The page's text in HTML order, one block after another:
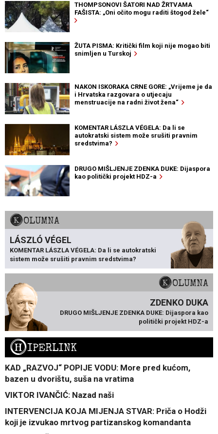
THOMPSONOVI ŠATORI NAD ŽRTVAMA
FAŠISTA: „Oni očito mogu raditi štogod žele“
ŽUTA PISMA: Kritički film koji nije mogao biti
snimljen u Turskoj
NAKON ISKORAKA CRNE GORE: „Vrijeme je da
i Hrvatska razgovara o utjecaju
menstruacije na radni život žena“
KOMENTAR LÁSZLA VÉGELA: Da li se
autokratski sistem može srušiti pravnim
sredstvima?
DRUGO MIŠLJENJE ZDENKA DUKE: Dijaspora
kao politički projekt HDZ-a
KOLUMNA
LÁSZLÓ VÉGEL
KOMENTAR LÁSZLA VÉGELA: Da li se autokratski
sistem može srušiti pravnim sredstvima?
KOLUMNA
ZDENKO DUKA
DRUGO MIŠLJENJE ZDENKA DUKE: Dijaspora kao
politički projekt HDZ-a
HIPERLINK
KAD „RAZVOJ“ POPIJE VODU: More pred kućom,
bazen u dvorištu, suša na vratima
VIKTOR IVANČIĆ: Nazad naši
INTERVENCIJA KOJA MIJENJA STVAR: Priča o Hodži
koji je izvukao mrtvog partizanskog komandanta